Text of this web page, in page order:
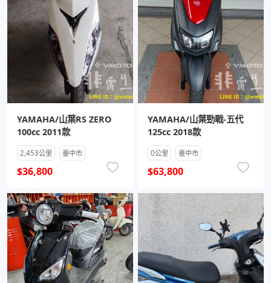
YAMAHA/山葉RS ZERO
100cc 2011款
2,453公里 臺中市
$36,800
YAMAHA/山葉勁戰-五代
125cc 2018款
0公里 臺中市
$63,800